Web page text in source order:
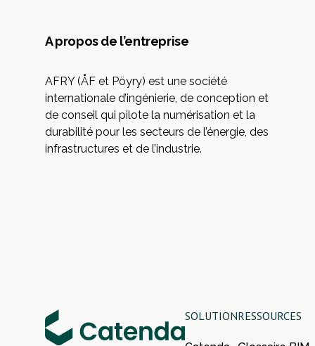
A propos de l’entreprise
AFRY(ÅF et Pöyry) est une société
internationale d’ingénierie, de conception et
de conseil qui pilote la numérisation et la
durabilité pour les secteurs de l’énergie, des
infrastructures et de l’industrie.
SOLUTIONRESSOURCES